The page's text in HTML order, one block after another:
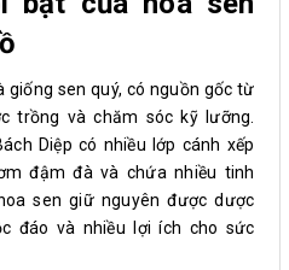
giống sen quý, có nguồn gốc từ
trồng và chăm sóc kỹ lưỡng.
Diệp có nhiều lớp cánh xếp
đậm đà và chứa nhiều tinh
sen giữ nguyên được dược
đáo và nhiều lợi ích cho sức